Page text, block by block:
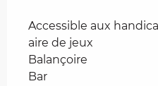
Accessible aux
aire de jeux
Balançoire
Bar